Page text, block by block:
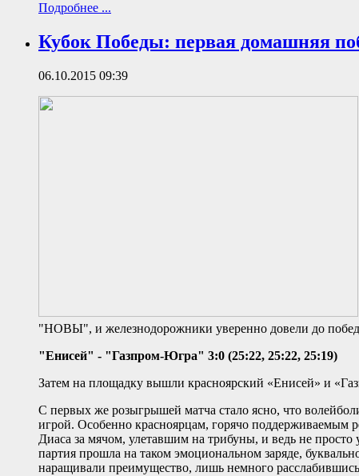
Подробнее ...
Кубок Победы: первая домашняя
06.10.2015 09:39
"НОВЫ", и железнодорожники уверенно довели до
"Енисей" - "Газпром-Югра" 3:0 (25:22, 25:22, 25:19)
Затем на площадку вышли красноярский «Енисей» и
С первых же розыгрышей матча стало ясно, что
игрой. Особенно красноярцам, горячо поддерживаемым
Диаса за мячом, улетавшим на трибуны, и ведь не просто
партия прошла на таком эмоциональном заряде,
наращивали преимущество, лишь немного